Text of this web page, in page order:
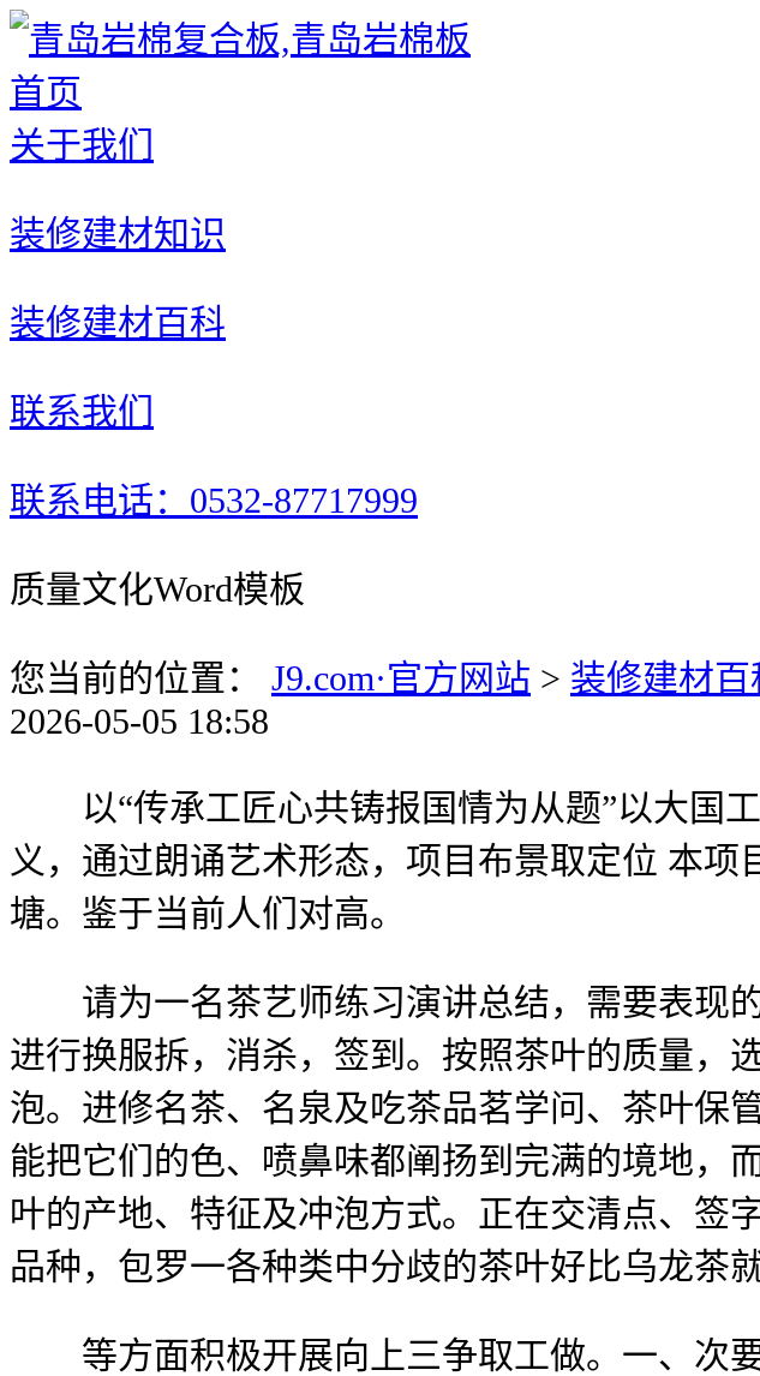
首页
关于我们
装修建材知识
装修建材百科
联系我们
联系电话：0532-87717999
质量文化Word模板
您当前的位置： J9.com·官方网站 > 装修建材百
2026-05-05 18:58
以“传承工匠心共铸报国情为从题”以大国
义，通过朗诵艺术形态，项目布景取定位 本
塘。鉴于当前人们对高。
请为一名茶艺师练习演讲总结，需要表现
进行换服拆，消杀，签到。按照茶叶的质量，
泡。进修名茶、名泉及吃茶品茗学问、茶叶保
能把它们的色、喷鼻味都阐扬到完满的境地，
叶的产地、特征及冲泡方式。正在交清点、签
品种，包罗一各种类中分歧的茶叶好比乌龙茶就
等方面积极开展向上三争取工做。一、次要